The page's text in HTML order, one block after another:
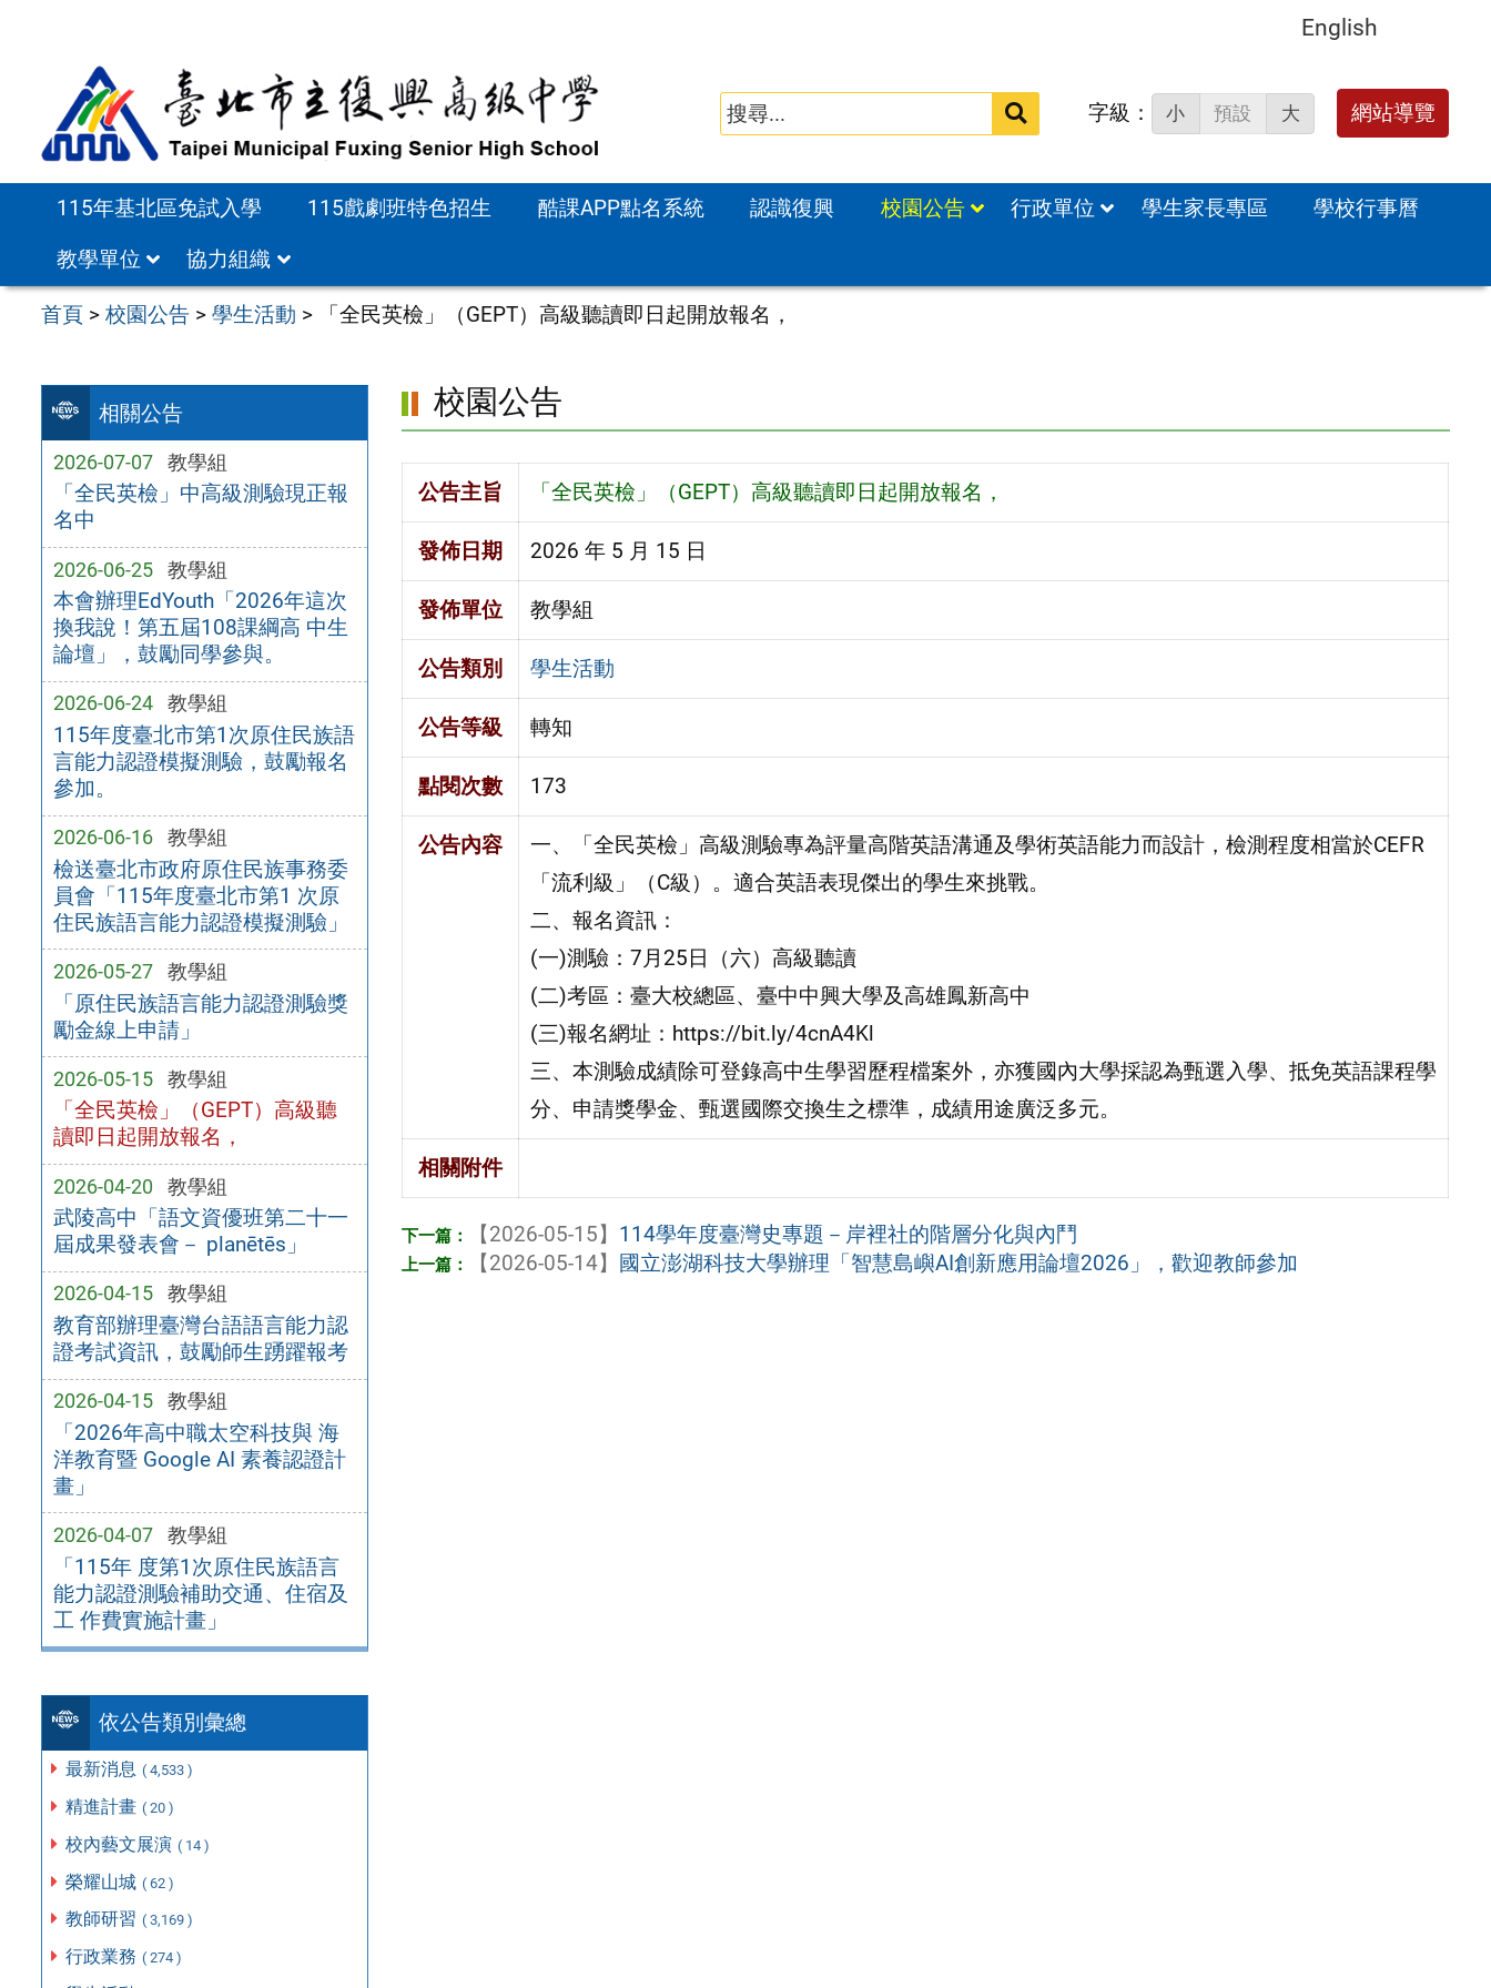
English
搜
字級： 小 預設 大 網站導覽
115年基北區免試入學 115戲劇班特色招生 酷課APP點名系統 認識復興 校園公告 行政單位 學生家長專區
學校行事曆
教學單位
協力組織
首頁 >校園公告 >學生活動 > 「全民英檢」（GEPT）高級聽讀即日起開放報名，
相關公告
2026-07-07 教學組
「全民英檢」中高級測驗現正報
名中
2026-06-25 教學組
本會辦理EdYouth「2026年這次
換我說！第五屆108課綱高 中生
論壇」，鼓勵同學參與。
2026-06-24 教學組
115年度臺北市第1次原住民族語
言能力認證模擬測驗，鼓勵報名
參加。
2026-06-16 教學組
檢送臺北市政府原住民族事務委
員會「115年度臺北市第1 次原
住民族語言能力認證模擬測驗」
2026-05-27 教學組
「原住民族語言能力認證測驗獎
勵金線上申請」
2026-05-15 教學組
「全民英檢」（GEPT）高級聽
讀即日起開放報名，
2026-04-20 教學組
武陵高中「語文資優班第二十一
屆成果發表會－ planētēs」
2026-04-15 教學組
教育部辦理臺灣台語語言能力認
證考試資訊，鼓勵師生踴躍報考
2026-04-15 教學組
「2026年高中職太空科技與 海
洋教育暨 Google AI 素養認證計
畫」
2026-04-07 教學組
「115年 度第1次原住民族語言
能力認證測驗補助交通、住宿及
工 作費實施計畫」
依公告類別彙總
最新消息 ( 4,533 )
精進計畫 ( 20 )
校內藝文展演 ( 14 )
榮耀山城 ( 62 )
教師研習 ( 3,169 )
行政業務 ( 274 )
校園公告
公告主旨 「全民英檢」（GEPT）高級聽讀即日起開放報名，
發佈日期 2026 年 5 月 15 日
發佈單位 教學組
公告類別 學生活動
公告等級 轉知
點閱次數 173
公告內容
一、「全民英檢」高級測驗專為評量高階英語溝通及學術英語能力而設計，檢測程度相當於CEFR
「流利級」（C級）。適合英語表現傑出的學生來挑戰。
二、報名資訊：
(一)測驗：7月25日（六）高級聽讀
(二)考區：臺大校總區、臺中中興大學及高雄鳳新高中
(三)報名網址：https://bit.ly/4cnA4Kl
三、本測驗成績除可登錄高中生學習歷程檔案外，亦獲國內大學採認為甄選入學、抵免英語課程學
分、申請獎學金、甄選國際交換生之標準，成績用途廣泛多元。
相關附件
【2026-05-15】 114學年度臺灣史專題－岸裡社的階層分化與內鬥
【2026-05-14】 國立澎湖科技大學辦理「智慧島嶼AI創新應用論壇2026」，歡迎教師參加